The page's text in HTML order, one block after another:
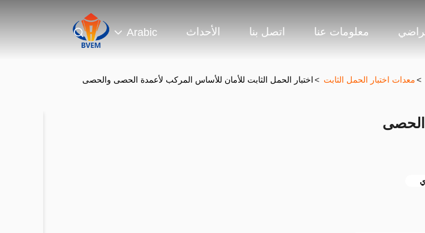
معلومات عنا اتصل بنا الأحداث Arabic
>معدات اختبار الحمل الثابت >اختبار الحمل الثابت للأمان للأساس المركب لأعمدة الحصى والحصى
الحصى